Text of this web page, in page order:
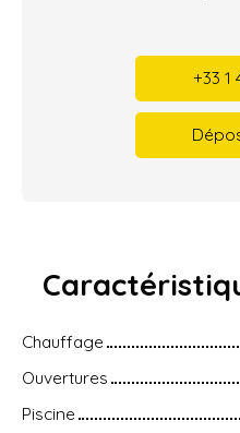
+33 1
Chauffage
Ouvertures
Piscine